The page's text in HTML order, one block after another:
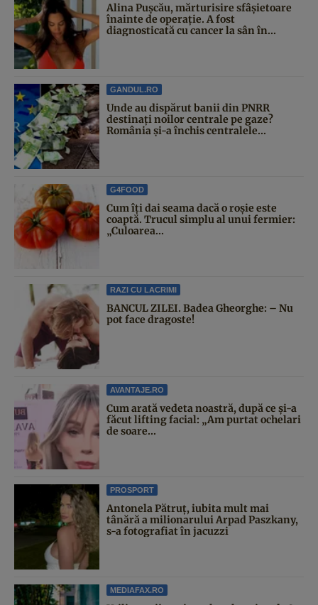
Alina Pușcău, mărturisire sfâșietoare
înainte de operație. A fost
diagnosticată cu cancer la sân în...
GANDUL.RO
Unde au dispărut banii din PNRR
destinați noilor centrale pe gaze?
România și-a închis centralele...
G4FOOD
Cum îți dai seama dacă o roșie este
coaptă. Trucul simplu al unui fermier:
„Culoarea...
RAZI CU LACRIMI
BANCUL ZILEI. Badea Gheorghe: – Nu
pot face dragoste!
AVANTAJE.RO
Cum arată vedeta noastră, după ce și-a
făcut lifting facial: „Am purtat ochelari
de soare...
PROSPORT
Antonela Pătruț, iubita mult mai
tânără a milionarului Arpad Paszkany,
s-a fotografiat în jacuzzi
MEDIAFAX.RO